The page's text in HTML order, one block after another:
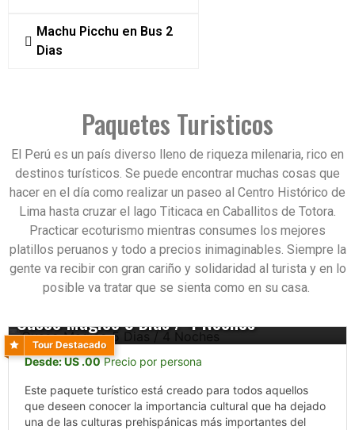
Machu Picchu en Bus 2
Dias
un viaje cómodo y
de nuestros expertos
todo el tour.
Desde:100
Ver mas acerca de
Pisaq y
ofrece la
disfrutar del
del Valle Sagrado de
y también disf
Desde:
Ver mas acerca de
de bicicleta y
ríos, pueblos nativos,
plantaciones de
una inmensa
árboles frutales a
Desde:
Ver mas acerca de
Paquetes Turisticos
El Perú es un país diverso lleno de riqueza milenaria, rico en
destinos turísticos. Se puede encontrar muchas cosas que
hacer en el día como realizar un paseo al Centro Histórico de
Lima hasta cruzar el lago Titicaca en Caballitos de Totora.
Practicar ecoturismo mientras consumes los mejores
platillos peruanos y todo a precios inimaginables. Siempre la
gente va recibir con gran cariño y solidaridad al turista y en lo
posible va tratar que se sienta como en su casa.
Tour Destacado
Cusco Magico 5 Dias / 4 Noches
Desde: US .00 Precio por persona
Este paquete turístico está creado para todos aquellos
que deseen conocer la importancia cultural que ha dejado
una de las culturas prehispánicas más importantes del